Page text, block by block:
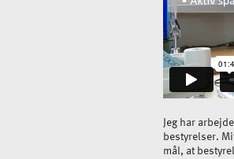
Jeg har
bestyrelser.
mål, at